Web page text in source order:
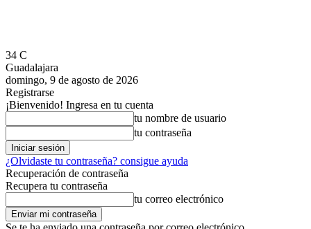
34 C
Guadalajara
domingo, 9 de agosto de 2026
Registrarse
¡Bienvenido! Ingresa en tu cuenta
tu nombre de usuario
tu contraseña
¿Olvidaste tu contraseña? consigue ayuda
Recuperación de contraseña
Recupera tu contraseña
tu correo electrónico